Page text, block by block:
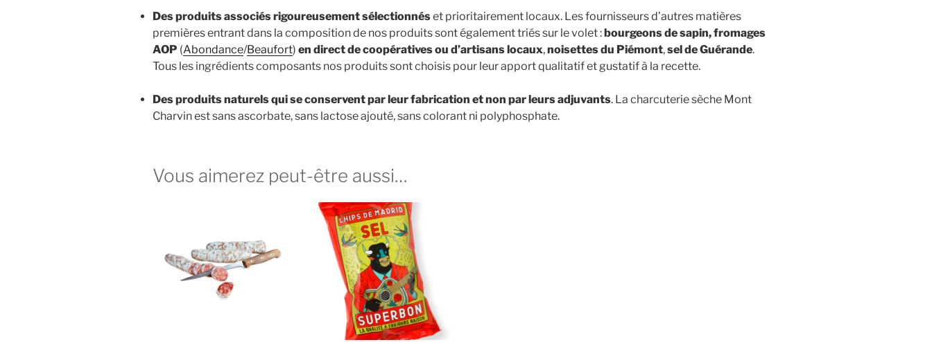
Des produits associés rigoureusement sélectionnéset prioritairement locaux. Les fournisseurs d’autres matières
premières entrant dans la composition de nos produits sont également triés sur le volet : bourgeons de sapin, fromages
AOP (Abondance/Beaufort) en direct de coopératives ou d’artisans locaux,noisettes du Piémont,sel de Guérande.
Tous les ingrédients composants nos produits sont choisis pour leur apport qualitatif et gustatif à la recette.
Des produits naturels qui se conservent par leur fabrication et non par leurs adjuvants. La charcuterie sèche Mont
Charvin est sans ascorbate, sans lactose ajouté, sans colorant ni polyphosphate.
Vous aimerez peut-être aussi…